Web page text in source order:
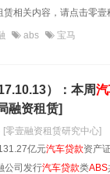
相关内容，请点击零壹
abs 宝马
）：本周
融资租赁]
[零壹融资租赁研究中心]
亿元汽车贷款资产
公司发行汽车贷款类ABS